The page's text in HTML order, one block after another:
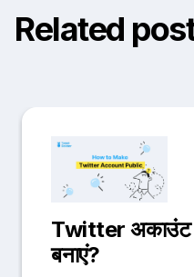
Related
Twitter अकाउंट
बनाएं?